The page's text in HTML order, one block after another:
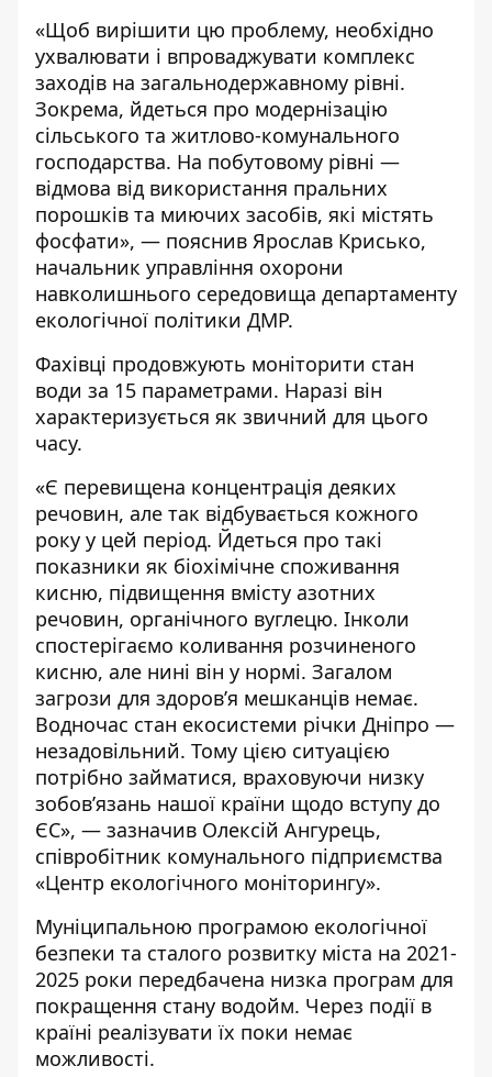
«Щоб вирішити цю проблему, необхідно
ухвалювати і впроваджувати комплекс
заходів на загальнодержавному рівні.
Зокрема, йдеться про модернізацію
сільського та житлово-комунального
господарства. На побутовому рівні —
відмова від використання пральних
порошків та миючих засобів, які містять
фосфати», — пояснив Ярослав Крисько,
начальник управління охорони
навколишнього середовища департаменту
екологічної політики ДМР.
Фахівці продовжують моніторити стан
води за 15 параметрами. Наразі він
характеризується як звичний для цього
часу.
«Є перевищена концентрація деяких
речовин, але так відбувається кожного
року у цей період. Йдеться про такі
показники як біохімічне споживання
кисню, підвищення вмісту азотних
речовин, органічного вуглецю. Інколи
спостерігаємо коливання розчиненого
кисню, але нині він у нормі. Загалом
загрози для здоров’я мешканців немає.
Водночас стан екосистеми річки Дніпро —
незадовільний. Тому цією ситуацією
потрібно займатися, враховуючи низку
зобов’язань нашої країни щодо вступу до
ЄС», — зазначив Олексій Ангурець,
співробітник комунального підприємства
«Центр екологічного моніторингу».
Муніципальною програмою екологічної
безпеки та сталого розвитку міста на 2021-
2025 роки передбачена низка програм для
покращення стану водойм. Через події в
країні реалізувати їх поки немає
можливості.